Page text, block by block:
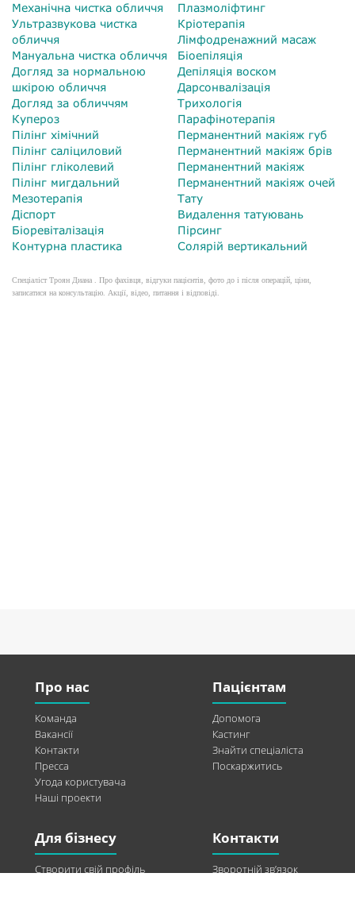
Механічна чистка обличчя
Ультразвукова чистка
обличчя
Мануальна чистка обличчя
Догляд за нормальною
шкірою обличчя
Догляд за обличчям
Купероз
Пілінг хімічний
Пілінг саліциловий
Пілінг гліколевий
Пілінг мигдальний
Мезотерапія
Діспорт
Біоревіталізація
Контурна пластика
Плазмоліфтинг
Кріотерапія
Лімфодренажний масаж
Біоепіляція
Депіляція воском
Дарсонвалізація
Трихологія
Парафінотерапія
Перманентний макіяж губ
Перманентний макіяж брів
Перманентний макіяж
Перманентний макіяж очей
Тату
Видалення татуювань
Пірсинг
Солярій вертикальний
Спеціаліст Троян Диана . Про фахівця, відгуки пацієнтів, фото до і після операцій, ціни,
записатися на консультацію. Акції, відео, питання і відповіді.
Про нас
Команда
Вакансії
Контакти
Пресса
Угода користувача
Наші проекти
Пацієнтам
Допомога
Кастинг
Знайти спеціаліста
Поскаржитись
Для бізнесу
Створити свій профіль
Контакти
Зворотній зв’язок